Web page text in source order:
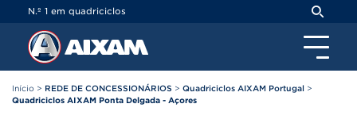
N.º 1 em quadriciclos
Início > REDE DE CONCESSIONÁRIOS > Quadriciclos AIXAM Portugal >
Quadriciclos AIXAM Ponta Delgada - Açores
Painel de Gerenciamento de Cookies